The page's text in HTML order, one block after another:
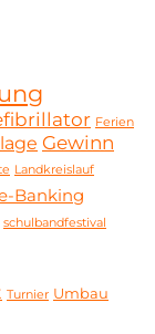
Ferien
Gewinn
Landkreislauf
Banking
schulbandfestival
Turnier Umbau